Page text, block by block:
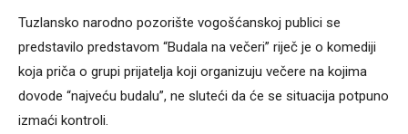
Tuzlansko narodno pozorište vogošćanskoj publici se
predstavilo predstavom “Budala na večeri” riječ je o komediji
koja priča o grupi prijatelja koji organizuju večere na kojima
dovode “najveću budalu”, ne sluteći da će se situacija potpuno
izmaći kontroli.